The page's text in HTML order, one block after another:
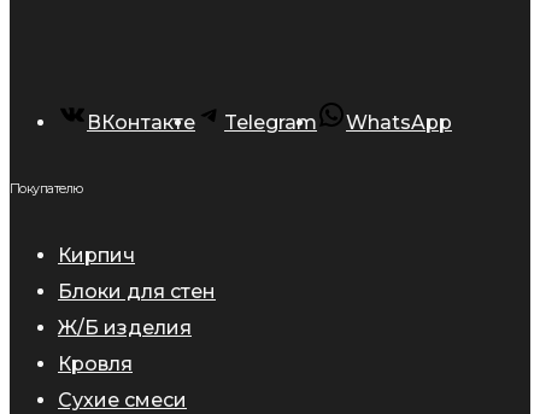
ВКонтакте Telegram WhatsApp
Покупателю
Кирпич
Блоки для стен
Ж/Б изделия
Кровля
Сухие смеси